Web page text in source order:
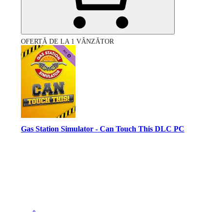
OFERTĂ DE LA 1 VÂNZĂTOR
Gas Station Simulator - Can Touch This DLC PC